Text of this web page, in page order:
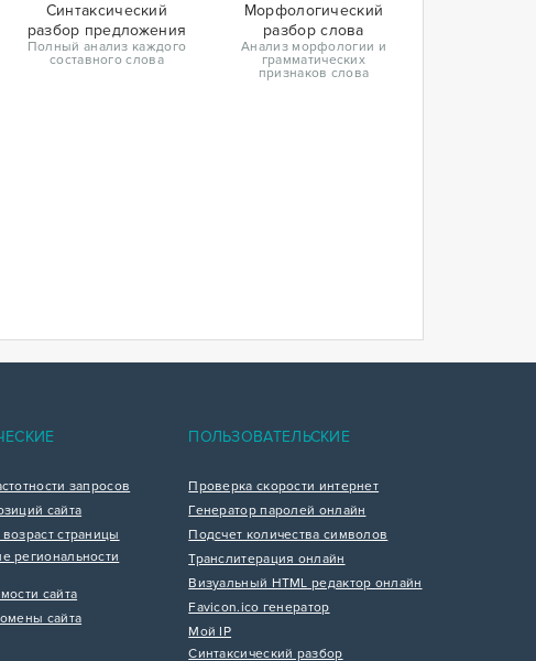
Синтаксический
разбор предложения
Полный анализ каждого
составного слова
Морфологический
разбор слова
Анализ морфологии и
грамматических
признаков слова
запросов
сайта
страницы
региональности
сайта
сайта
ПОЛЬЗОВАТЕЛЬСКИЕ
Проверка скорости интернет
Генератор паролей онлайн
Подсчет количества символов
Транслитерация онлайн
Визуальный HTML редактор онлайн
Favicon.ico генератор
Мой IP
Синтаксический разбор